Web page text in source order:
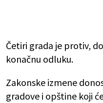
Četiri grada je protiv,
konačnu odluku.
Zakonske izmene
gradove i opštine koji